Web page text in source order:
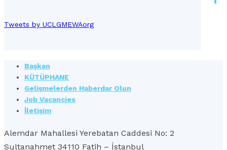
Tweets by UCLGMEWAorg
Başkan
KÜTÜPHANE
Gelişmelerden Haberdar Olun
Job Vacancies
İletişim
Alemdar Mahallesi Yerebatan Caddesi No: 2
Sultanahmet 34110 Fatih – İstanbul